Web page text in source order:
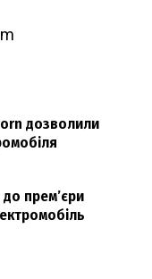
дозволили
прем’єри